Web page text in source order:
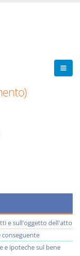
e sull'oggetto dell'atto
conseguente
e ipoteche sul bene